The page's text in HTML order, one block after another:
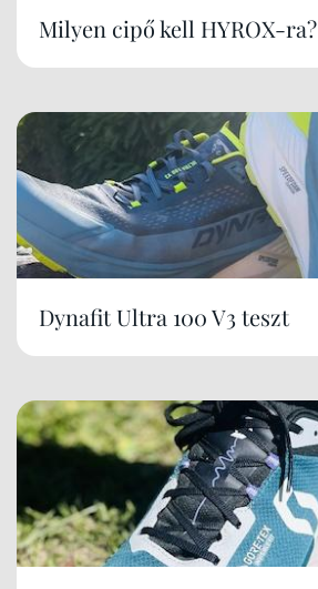
Milyen cipő kell HYROX-ra?
Dynafit Ultra 100 V3 teszt